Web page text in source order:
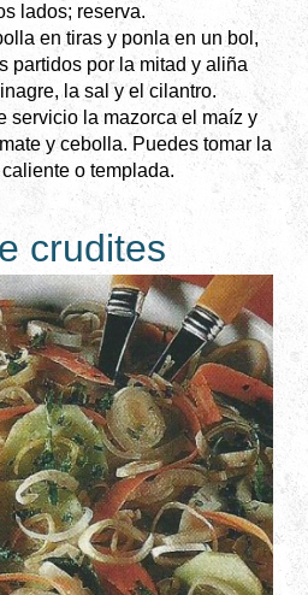
lados; reserva.
en tiras y ponla en un bol,
partidos por la mitad y aliña
la sal y el cilantro.
servicio la mazorca el maíz y
y cebolla. Puedes tomar la
o templada.
crudites